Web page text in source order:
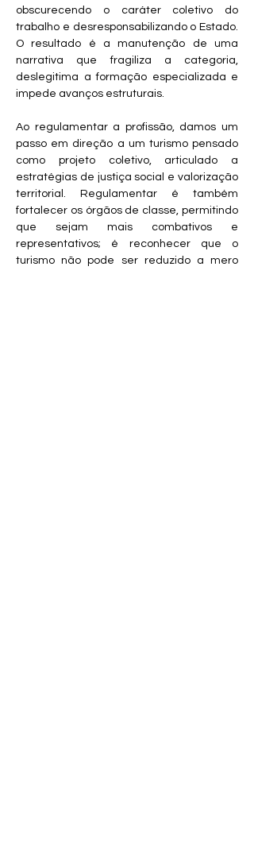
obscurecendo o caráter coletivo do
trabalho e desresponsabilizando o Estado.
O resultado é a manutenção de uma
narrativa que fragiliza a categoria,
deslegitima a formação especializada e
impede avanços estruturais.
Ao regulamentar a profissão, damos um
passo em direção a um turismo pensado
como projeto coletivo, articulado a
estratégias de justiça social e valorização
territorial. Regulamentar é também
fortalecer os órgãos de classe, permitindo
que sejam mais combativos e
representativos; é reconhecer que o
turismo não pode ser reduzido a mero